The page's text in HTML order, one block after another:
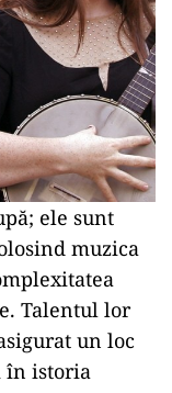
ele sunt
muzica
Talentul lor
un loc
în istoria